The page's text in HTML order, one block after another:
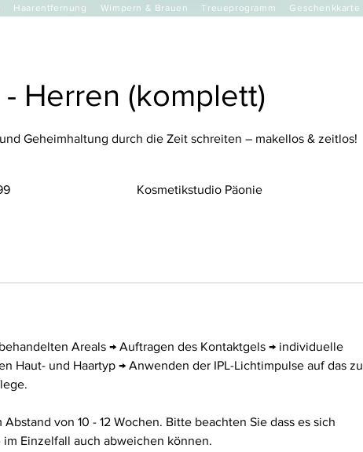
Haarentfernung Wimpern & Brauen Treueprogramm Geschenkkarte
- Herren (komplett)
Geheimhaltung durch die Zeit schreiten – makellos & zeitlos!
Kosmetikstudio Päonie
Areals → Auftragen des Kontaktgels → individuelle
Haut- und Haartyp → Anwenden der IPL-Lichtimpulse auf das zu
von 10 - 12 Wochen. Bitte beachten Sie dass es sich
Einzelfall auch abweichen können.